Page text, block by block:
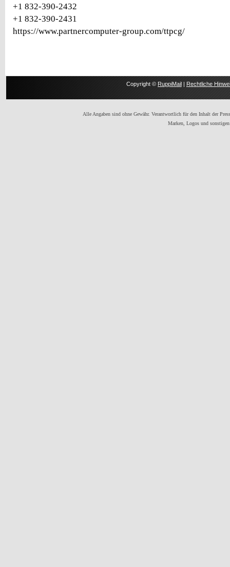
+1 832-390-2432
+1 832-390-2431
https://www.partnercomputer-group.com/ttpcg/
Copyright ©RuppiMail|Rechtliche
Alle Angaben sind ohne Gewähr. Verantwortlich für den Inhalt der
Marken, Logos und